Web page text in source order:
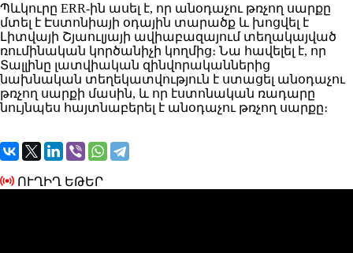
Պևկուրը ERR-ին ասել է, որ անօդաչու թռչող սարքը
մտել է Էստոնիայի օդային տարածք և խոցվել է
Լիտվայի Շյաուլյայի ավիաբազայում տեղակայված
ռումինական կործանիչի կողմից։ Նա հավելել է, որ
Տալլինը լատվիական զինվորականներից
նախնական տեղեկատվություն է ստացել անօդաչու
թռչող սարքի մասին, և որ էստոնական ռադարը
նույնպես հայտնաբերել է անօդաչու թռչող սարքը։
ՈՒՂԻՂ ԵԹԵՐ